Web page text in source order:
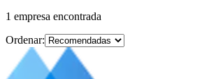
1 empresa encontrada
Ordenar: